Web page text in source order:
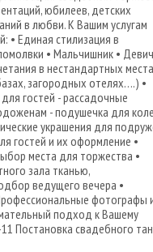
юбилеев, детских
в любви. К Вашим услугам
• Единая стилизация в
• Мальчишник •
в нестандартных
загородных отелях….) •
гостей - рассадочные
- подушечка для
украшения для
гостей и их оформление •
места для торжества •
зала тканью,
ведущего вечера •
фотографы
подход к Вашему
Постановка свадебного